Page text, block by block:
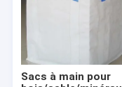
Sacs à main pour